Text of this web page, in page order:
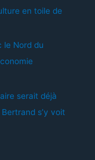
en toile de
le Nord du
serait déjà
s’y voit